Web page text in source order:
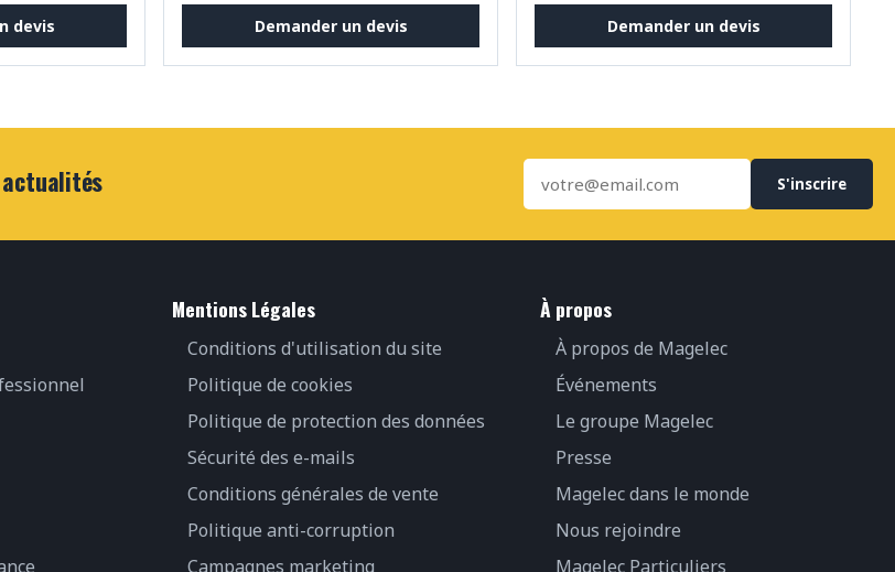
devis Demander un devis Demander un devis
actualités S'inscrire
Mentions Légales
Conditions d'utilisation du site
Politique de cookies
Politique de protection des données
Sécurité des e-mails
Conditions générales de vente
Politique anti-corruption
Campagnes marketing
À propos
À propos de Magelec
Événements
Le groupe Magelec
Presse
Magelec dans le monde
Nous rejoindre
Magelec Particuliers